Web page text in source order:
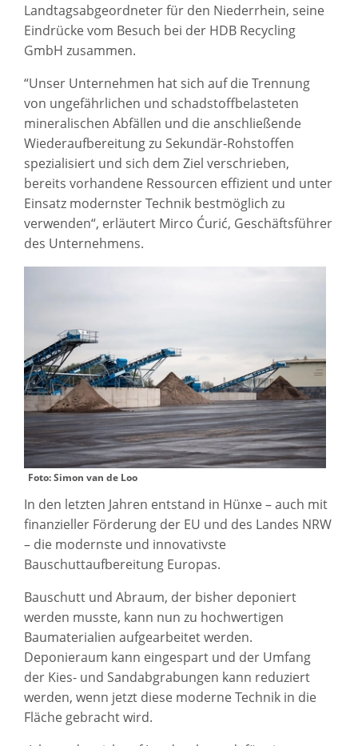
Landtagsabgeordneter für den Niederrhein, seine
Eindrücke vom Besuch bei der HDB Recycling
GmbH zusammen.
“Unser Unternehmen hat sich auf die Trennung
von ungefährlichen und schadstoffbelasteten
mineralischen Abfällen und die anschließende
Wiederaufbereitung zu Sekundär-Rohstoffen
spezialisiert und sich dem Ziel verschrieben,
bereits vorhandene Ressourcen effizient und unter
Einsatz modernster Technik bestmöglich zu
verwenden“, erläutert Mirco Ćurić, Geschäftsführer
des Unternehmens.
Foto: Simon van de Loo
In den letzten Jahren entstand in Hünxe – auch mit
finanzieller Förderung der EU und des Landes NRW
– die modernste und innovativste
Bauschuttaufbereitung Europas.
Bauschutt und Abraum, der bisher deponiert
werden musste, kann nun zu hochwertigen
Baumaterialien aufgearbeitet werden.
Deponieraum kann eingespart und der Umfang
der Kies- und Sandabgrabungen kann reduziert
werden, wenn jetzt diese moderne Technik in die
Fläche gebracht wird.